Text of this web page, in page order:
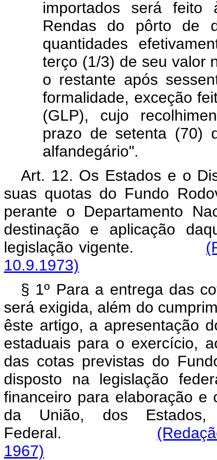
importados será feito
Rendas do pôrto de
quantidades
terço (1/3) de seu valor
o restante após
formalidade, exceção
(GLP), cujo
prazo de setenta (70)
alfandegário".
Art. 12. Os Estados e o
suas quotas do Fundo
perante o Departamento
destinação e aplicação
legislação vigente.
10.9.1973)
§ 1º Para a entrega das
será exigida, além do
êste artigo, a apresentação
estaduais para o exercício,
das cotas previstas do
disposto na legislação
financeiro para elaboração e
da União, dos
Federal.
1967)